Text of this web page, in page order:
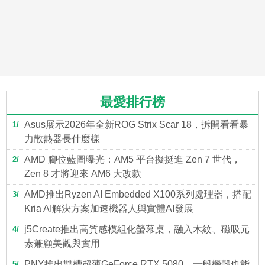
最愛排行榜
1
Asus展示2026年全新ROG Strix Scar 18，拆開看看暴
力散熱器長什麼樣
2
AMD 腳位藍圖曝光：AM5 平台擬挺進 Zen 7 世代，
Zen 8 才將迎來 AM6 大改款
3
AMD推出Ryzen AI Embedded X100系列處理器，搭配
Kria AI解決方案加速機器人與實體AI發展
4
j5Create推出高質感模組化螢幕桌，融入木紋、磁吸元
素兼顧美觀與實用